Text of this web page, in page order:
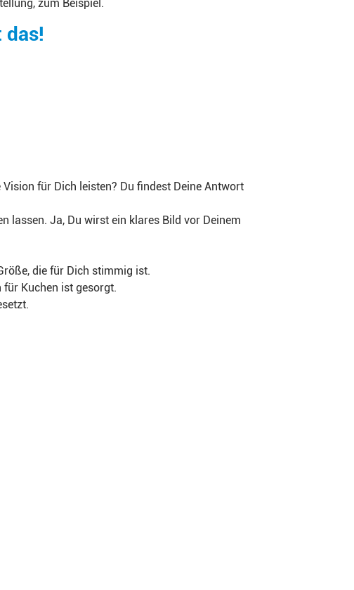
zum Beispiel.
das!
für Dich leisten? Du findest Deine Antwort
lassen. Ja, Du wirst ein klares Bild vor Deinem
die für Dich stimmig ist.
Kuchen ist gesorgt.